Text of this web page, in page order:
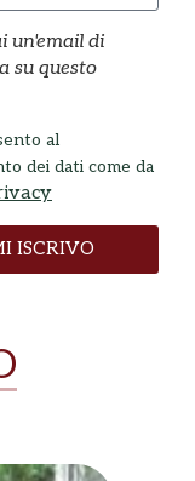
un'email di
su questo
al
dei dati come da
ISCRIVO